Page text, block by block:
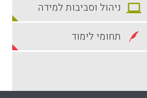
ניהול וסביבות למידה
תחומי לימוד